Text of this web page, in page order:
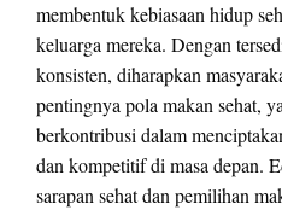
membentuk kebiasaan hidup
keluarga mereka. Dengan
konsisten, diharapkan
pentingnya pola makan sehat,
berkontribusi dalam
dan kompetitif di masa depan.
sarapan sehat dan pemilihan